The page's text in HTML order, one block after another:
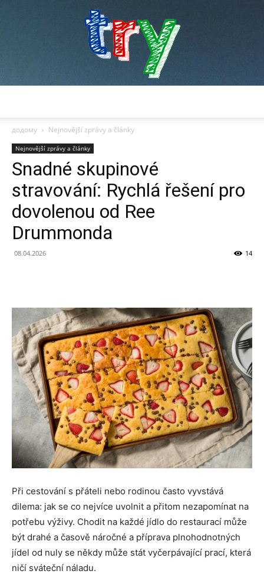
додому
Nejnovější zprávy a články
Nejnovější zprávy a články
Snadné skupinové
stravování: Rychlá řešení pro
dovolenou od Ree
Drummonda
08.04.2026 14
Při cestování s přáteli nebo rodinou často vyvstává
dilema: jak se co nejvíce uvolnit a přitom nezapomínat na
potřebu výživy. Chodit na každé jídlo do restaurací může
být drahé a časově náročné a příprava plnohodnotných
jídel od nuly se někdy může stát vyčerpávající prací, která
ničí sváteční náladu.